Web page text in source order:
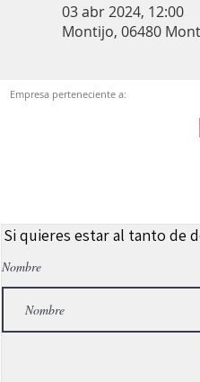
03 abr 2024, 12:00
Montijo, 06480
Empresa perteneciente a:
Si quieres estar al tanto de
Nombre